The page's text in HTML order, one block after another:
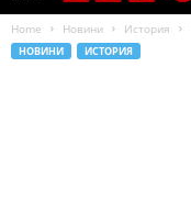
Home Новини История
НОВИНИ ИСТОРИЯ